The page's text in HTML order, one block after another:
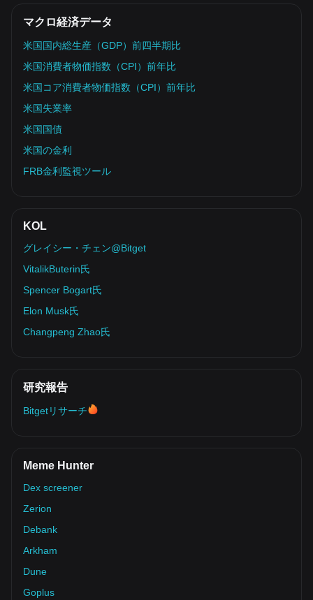
マクロ経済データ
米国国内総生産（GDP）前四半期比
米国消費者物価指数（CPI）前年比
米国コア消費者物価指数（CPI）前年比
米国失業率
米国国債
米国の金利
FRB金利監視ツール
KOL
グレイシー・チェン@Bitget
VitalikButerin氏
Spencer Bogart氏
Elon Musk氏
Changpeng Zhao氏
研究報告
Bitgetリサーチ
Meme Hunter
Dex screener
Zerion
Debank
Arkham
Dune
Goplus